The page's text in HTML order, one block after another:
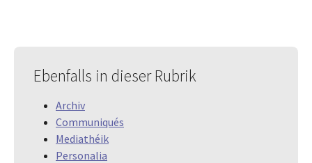
Ebenfalls in dieser Rubrik
Archiv
Communiqués
Mediathéik
Personalia